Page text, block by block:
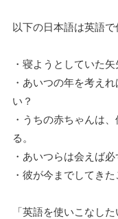
以下の日本語は英語
・寝ようとしていた
・あいつの年を考え
い？
・うちの赤ちゃんは
る。
・あいつらは会えば必
・彼が今までしてき
「英語を使いこなし